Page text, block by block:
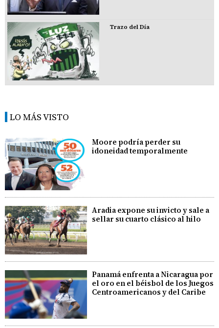
Trazo del Día
LO MÁS VISTO
Moore podría perder su
idoneidad temporalmente
Aradia expone su invicto y sale a
sellar su cuarto clásico al hilo
Panamá enfrenta a Nicaragua por
el oro en el béisbol de los Juegos
Centroamericanos y del Caribe